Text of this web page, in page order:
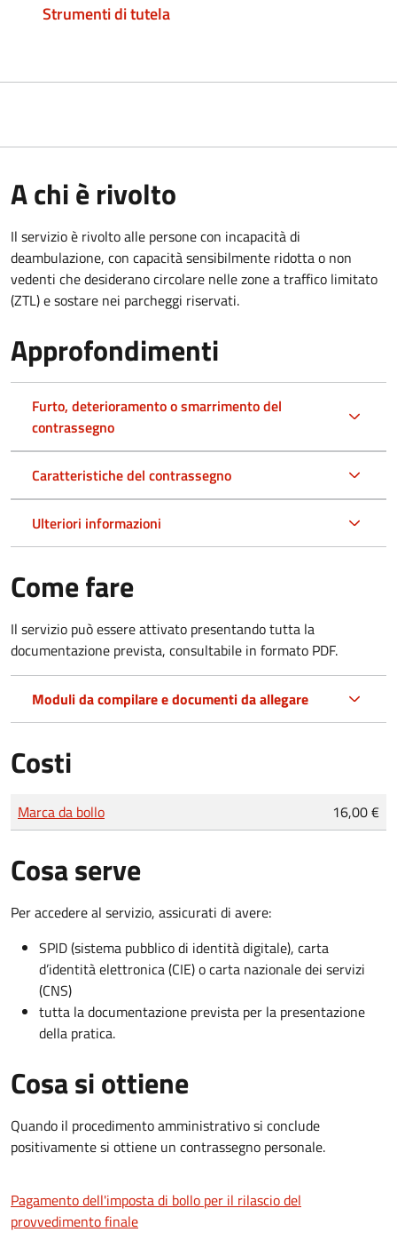
Strumenti di tutela
A chi è rivolto
Il servizio è rivolto alle persone con incapacità di
deambulazione, con capacità sensibilmente ridotta o non
vedenti che desiderano circolare nelle zone a traffico limitato
(ZTL) e sostare nei parcheggi riservati.
Approfondimenti
Furto, deterioramento o smarrimento del
contrassegno
Caratteristiche del contrassegno
Ulteriori informazioni
Come fare
Il servizio può essere attivato presentando tutta la
documentazione prevista, consultabile in formato PDF.
Moduli da compilare e documenti da allegare
Costi
Tipo di pagamento
Importo
Marca da bollo 16,00 €
Cosa serve
Per accedere al servizio, assicurati di avere:
SPID (sistema pubblico di identità digitale), carta
d’identità elettronica (CIE) o carta nazionale dei servizi
(CNS)
tutta la documentazione prevista per la presentazione
della pratica.
Cosa si ottiene
Quando il procedimento amministrativo si conclude
positivamente si ottiene un contrassegno personale.
Pagamento dell'imposta di bollo per il rilascio del
provvedimento finale